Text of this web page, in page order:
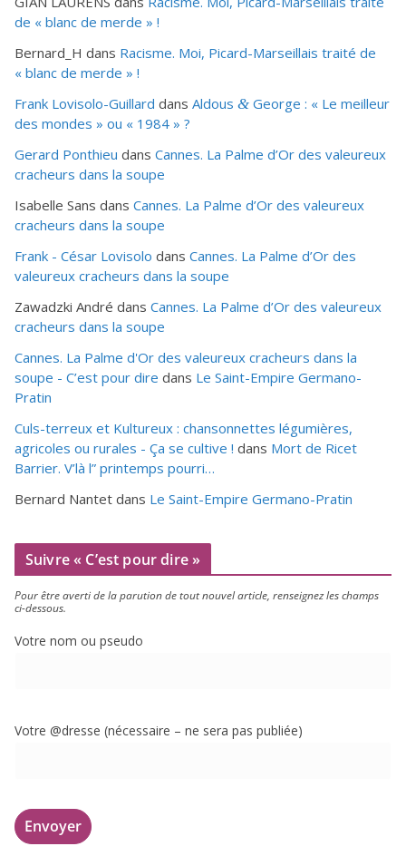
de « blanc de merde » !
Bernard_H dans Racisme. Moi, Picard-Marseillais traité de
« blanc de merde » !
Frank Lovisolo-Guillard dans Aldous & George : « Le meilleur
des mondes » ou « 1984 » ?
Gerard Ponthieu dans Cannes. La Palme d’Or des valeureux
cracheurs dans la soupe
Isabelle Sans dans Cannes. La Palme d’Or des valeureux
cracheurs dans la soupe
Frank - César Lovisolo dans Cannes. La Palme d’Or des
valeureux cracheurs dans la soupe
Zawadzki André dans Cannes. La Palme d’Or des valeureux
cracheurs dans la soupe
Cannes. La Palme d'Or des valeureux cracheurs dans la
soupe - C’est pour dire dans Le Saint-Empire Germano-
Pratin
Culs-terreux et Kultureux : chansonnettes légumières,
agricoles ou rurales - Ça se cultive ! dans Mort de Ricet
Barrier. V’là l” printemps pourri…
Bernard Nantet dans Le Saint-Empire Germano-Pratin
Suivre « C’est pour dire »
Pour être aver­ti de la paru­tion de tout nou­vel article, ren­sei­gnez les champs
ci-dessous.
Votre nom ou pseudo
Votre @dresse (néces­saire – ne sera pas publiée)